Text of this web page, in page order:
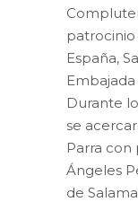
patrocinio
España,
Durante
se
Parra
Ángeles
de